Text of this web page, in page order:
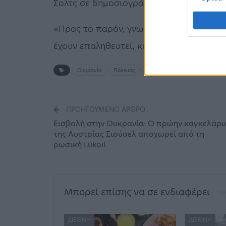
Σολτς σε δημοσιογράφους την
«Προς το παρόν, γνωρίζουμε ότι όλοι
έχουν επαληθευτεί, καθώς η φωτιά
Ουκρανία Πόλεμος
ΠΡΟΗΓΟΎΜΕΝΟ ΆΡΘΡΟ
Εισβολή στην Ουκρανία: Ο πρώην
της Αυστρίας Σιούσελ αποχωρεί από τη
ρωσική Lukoil
Μπορεί επίσης να σε ενδιαφέρει
ΔΙΕΘΝΉ ΔΙΕΘΝΉ